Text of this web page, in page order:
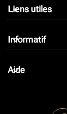
Liens utiles
keyboard_arrow_down
Informatif
keyboard_arrow_down
Aide
keyboard_arrow_down